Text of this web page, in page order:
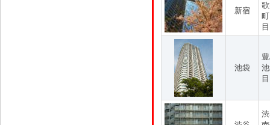
新宿
目
池袋
目